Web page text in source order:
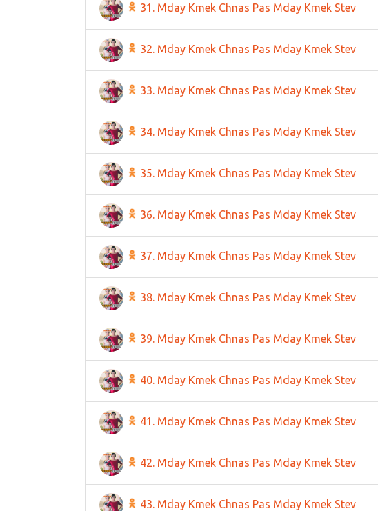
31. Mday Kmek Chnas Pas Mday Kmek Stev
32. Mday Kmek Chnas Pas Mday Kmek Stev
33. Mday Kmek Chnas Pas Mday Kmek Stev
34. Mday Kmek Chnas Pas Mday Kmek Stev
35. Mday Kmek Chnas Pas Mday Kmek Stev
36. Mday Kmek Chnas Pas Mday Kmek Stev
37. Mday Kmek Chnas Pas Mday Kmek Stev
38. Mday Kmek Chnas Pas Mday Kmek Stev
39. Mday Kmek Chnas Pas Mday Kmek Stev
40. Mday Kmek Chnas Pas Mday Kmek Stev
41. Mday Kmek Chnas Pas Mday Kmek Stev
42. Mday Kmek Chnas Pas Mday Kmek Stev
43. Mday Kmek Chnas Pas Mday Kmek Stev